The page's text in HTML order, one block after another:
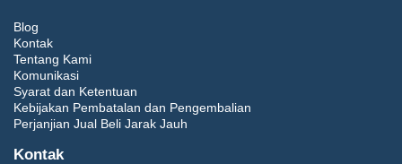
Blog
Kontak
Tentang Kami
Komunikasi
Syarat dan Ketentuan
Kebijakan Pembatalan dan Pengembalian
Perjanjian Jual Beli Jarak Jauh
Kontak